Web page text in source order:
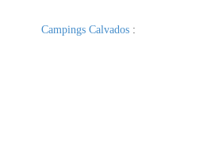
Campings Calvados: